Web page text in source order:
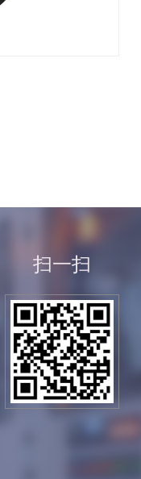
扫一扫